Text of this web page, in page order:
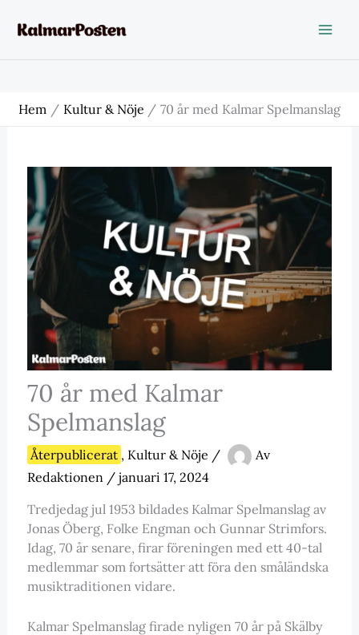
Hem Kultur & Nöje 70 år med Kalmar Spelmanslag
70 år med Kalmar
Spelmanslag
Återpublicerat , Kultur & Nöje /
Av
Redaktionen / januari 17, 2024
Tredjedag jul 1953 bildades Kalmar Spelmanslag av
Jonas Öberg, Folke Engman och Gunnar Strimfors.
Idag, 70 år senare, firar föreningen med ett 40-tal
medlemmar som fortsätter att föra den småländska
musiktraditionen vidare.
Kalmar Spelmanslag firade nyligen 70 år på Skälby